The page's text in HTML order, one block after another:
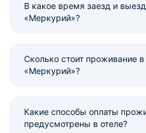
В какое время заезд и
«Меркурий»?
Сколько стоит проживание
«Меркурий»?
Какие способы оплаты
предусмотрены в отеле?